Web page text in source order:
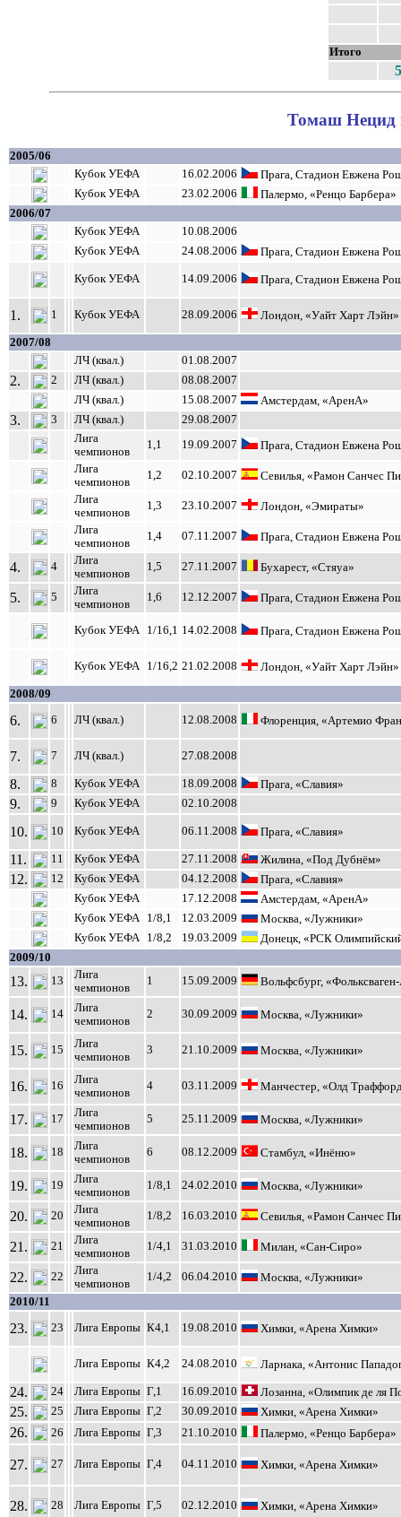
Итого
Томаш Нецид
2005/06
Кубок УЕФА 16.02.2006
Прага, Стадион Евжена
Кубок УЕФА
23.02.2006 Палермо, «Ренцо Барбера»
2006/07
Кубок УЕФА
10.08.2006
Кубок УЕФА
24.08.2006 Прага, Стадион Евжена
Кубок УЕФА 14.09.2006 Прага, Стадион Евжена
1. 1 Кубок УЕФА 28.09.2006 Лондон, «Уайт Харт Лэйн»
2007/08
ЛЧ (квал.) 01.08.2007
2. 2 ЛЧ (квал.)
08.08.2007
ЛЧ (квал.)
15.08.2007 Амстердам, «АренА»
3. 3 ЛЧ (квал.)
29.08.2007
Лига
чемпионов
1,1 19.09.2007
Прага, Стадион Евжена
Лига
чемпионов
1,2 02.10.2007
Севилья, «Рамон Санчес
Лига
чемпионов
1,3 23.10.2007
Лондон, «Эмираты»
Лига
чемпионов
1,4 07.11.2007 Прага, Стадион Евжена
4. 4
Лига
чемпионов
1,5 27.11.2007 Бухарест, «Стяуа»
5. 5
Лига
чемпионов
1,6 12.12.2007 Прага, Стадион Евжена
Кубок УЕФА 1/16,1 14.02.2008 Прага, Стадион Евжена
Кубок УЕФА 1/16,2 21.02.2008 Лондон, «Уайт Харт Лэйн»
2008/09
6. 6 ЛЧ (квал.) 12.08.2008 Флоренция, «Артемио
7. 7 ЛЧ (квал.) 27.08.2008
8. 8 Кубок УЕФА 18.09.2008 Прага, «Славия»
9. 9 Кубок УЕФА 02.10.2008
10. 10 Кубок УЕФА 06.11.2008 Прага, «Славия»
11. 11 Кубок УЕФА 27.11.2008 Жилина, «Под Дубнём»
12. 12 Кубок УЕФА 04.12.2008
Прага, «Славия»
Кубок УЕФА
17.12.2008
Амстердам, «АренА»
Кубок УЕФА
1/8,1 12.03.2009
Москва, «Лужники»
Кубок УЕФА
1/8,2 19.03.2009 Донецк, «РСК
2009/10
13. 13
Лига
чемпионов
1 15.09.2009 Вольфсбург,
14. 14
Лига
чемпионов
2 30.09.2009 Москва, «Лужники»
15. 15
Лига
чемпионов
3 21.10.2009 Москва, «Лужники»
16. 16
Лига
чемпионов
4 03.11.2009 Манчестер, «Олд
17. 17
Лига
чемпионов
5 25.11.2009 Москва, «Лужники»
18. 18
Лига
чемпионов
6 08.12.2009 Стамбул, «Инёню»
19. 19
Лига
чемпионов
1/8,1 24.02.2010 Москва, «Лужники»
20. 20
Лига
чемпионов
1/8,2 16.03.2010 Севилья, «Рамон Санчес
21. 21
Лига
чемпионов
1/4,1 31.03.2010 Милан, «Сан-Сиро»
22. 22
Лига
чемпионов
1/4,2 06.04.2010 Москва, «Лужники»
2010/11
23. 23 Лига Европы К4,1 19.08.2010 Химки, «Арена Химки»
Лига Европы К4,2 24.08.2010 Ларнака, «Антонис
24. 24 Лига Европы Г,1 16.09.2010 Лозанна, «Олимпик де ля
25. 25 Лига Европы Г,2 30.09.2010 Химки, «Арена Химки»
26. 26 Лига Европы Г,3 21.10.2010 Палермо, «Ренцо Барбера»
27. 27 Лига Европы Г,4 04.11.2010 Химки, «Арена Химки»
28. 28 Лига Европы Г,5 02.12.2010 Химки, «Арена Химки»